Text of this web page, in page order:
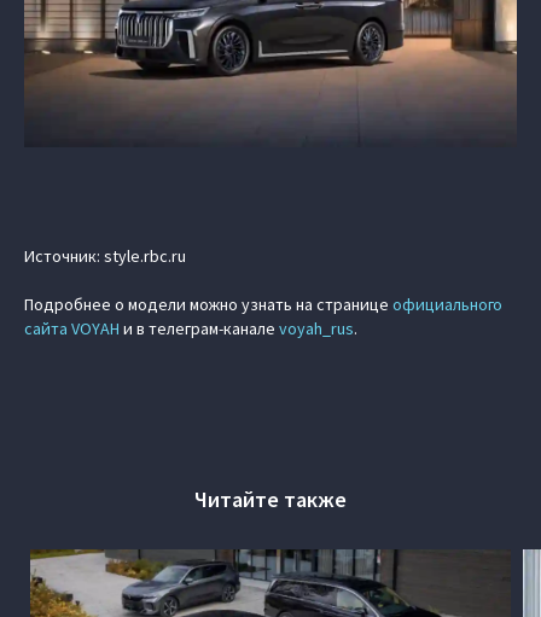
Источник: style.rbc.ru
Подробнее о модели можно узнать на странице официального
сайта VOYAH и в телеграм-канале voyah_rus.
Читайте также